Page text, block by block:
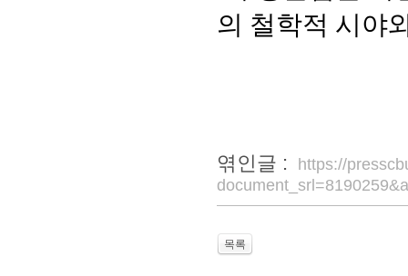
의 철학적 시야
엮인글 :
https://
목록